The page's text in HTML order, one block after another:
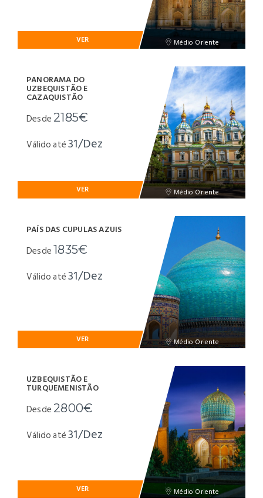
Médio Oriente
VER
Médio Oriente
PANORAMA DO
UZBEQUISTÃO E
CAZAQUISTÃO
Desde 2185€
Válido até31/Dez
VER
Médio Oriente
PAÍS DAS CUPULAS AZUIS
Desde1835€
Válido até31/Dez
VER
Médio Oriente
UZBEQUISTÃO E
TURQUEMENISTÃO
Desde 2800€
Válido até31/Dez
VER